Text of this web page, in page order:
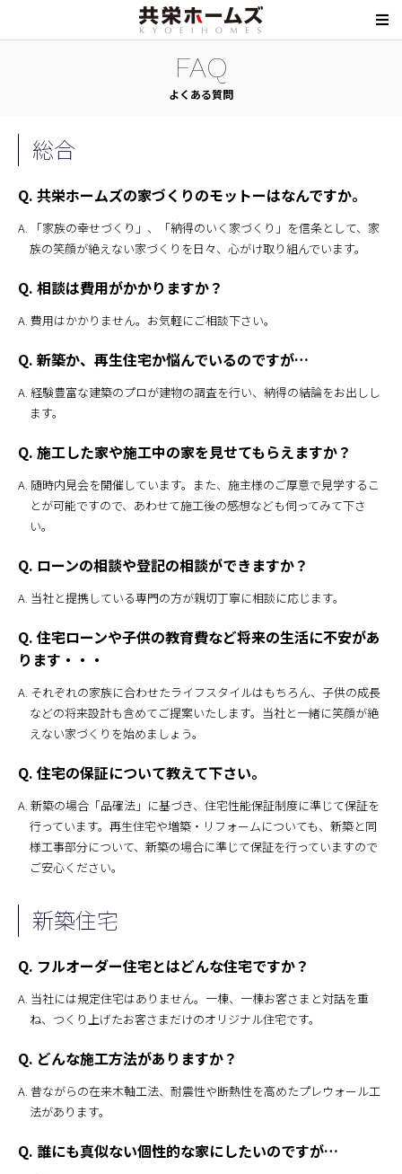
FAQ
よくある質問
総合
Q. 共栄ホームズの家づくりのモットーはなんですか。
A. 「家族の幸せづくり」、「納得のいく家づくり」を信条として、家
族の笑顔が絶えない家づくりを日々、心がけ取り組んでいます。
Q. 相談は費用がかかりますか？
A. 費用はかかりません。お気軽にご相談下さい。
Q. 新築か、再生住宅か悩んでいるのですが…
A. 経験豊富な建築のプロが建物の調査を行い、納得の結論をお出しし
ます。
Q. 施工した家や施工中の家を見せてもらえますか？
A. 随時内見会を開催しています。また、施主様のご厚意で見学するこ
とが可能ですので、あわせて施工後の感想なども伺ってみて下さ
い。
Q. ローンの相談や登記の相談ができますか？
A. 当社と提携している専門の方が親切丁寧に相談に応じます。
Q. 住宅ローンや子供の教育費など将来の生活に不安があ
ります・・・
A. それぞれの家族に合わせたライフスタイルはもちろん、子供の成長
などの将来設計も含めてご提案いたします。当社と一緒に笑顔が絶
えない家づくりを始めましょう。
Q. 住宅の保証について教えて下さい。
A. 新築の場合「品確法」に基づき、住宅性能保証制度に準じて保証を
行っています。再生住宅や増築・リフォームについても、新築と同
様工事部分について、新築の場合に準じて保証を行っていますので
ご安心ください。
新築住宅
Q. フルオーダー住宅とはどんな住宅ですか？
A. 当社には規定住宅はありません。一棟、一棟お客さまと対話を重
ね、つくり上げたお客さまだけのオリジナル住宅です。
Q. どんな施工方法がありますか？
A. 昔ながらの在来木軸工法、耐震性や断熱性を高めたプレウォール工
法があります。
Q. 誰にも真似ない個性的な家にしたいのですが…